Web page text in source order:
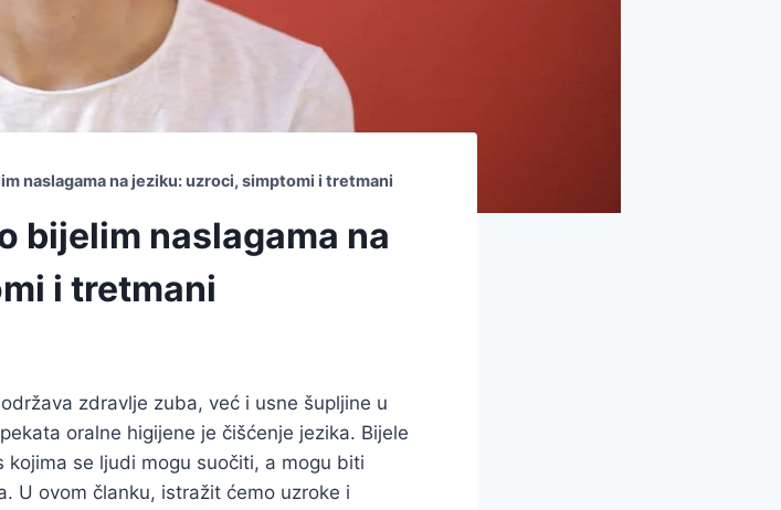
naslagama na jeziku: uzroci, simptomi i tretmani
bijelim naslagama na
i tretmani
zdravlje zuba, već i usne šupljine u
oralne higijene je čišćenje jezika. Bijele
se ljudi mogu suočiti, a mogu biti
U ovom članku, istražit ćemo uzroke i